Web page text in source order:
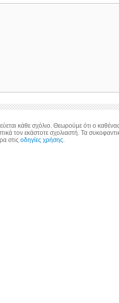
κάθε σχόλιο. Θεωρούμε ότι ο καθένας
τον εκάστοτε σχολιαστή. Τα
στιςοδηγίες χρήσης